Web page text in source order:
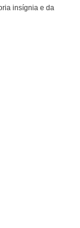
insígnia e da